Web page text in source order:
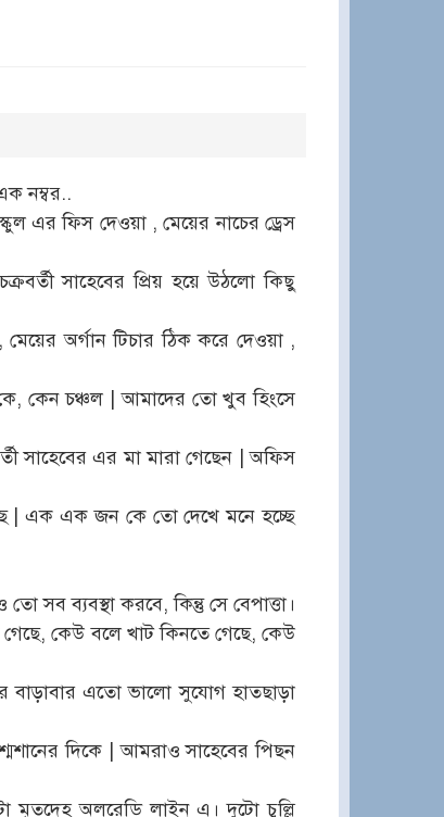
নম্বর..
এর ফিস দেওয়া , মেয়ের নাচের ড্রেস
সাহেবের প্রিয় হয়ে উঠলো কিছু
অর্গান টিচার ঠিক করে দেওয়া ,
কে, কেন চঞ্চল | আমাদের তো খুব হিংসে
এর মা মারা গেছেন | অফিস
| এক এক জন কে তো দেখে মনে হচ্ছে
সব ব্যবস্থা করবে, কিন্তু সে বেপাত্তা।
কেউ বলে খাট কিনতে গেছে, কেউ
বাড়াবার এতো ভালো সুযোগ হাতছাড়া
দিকে | আমরাও সাহেবের পিছন
মৃতদেহ অলরেডি লাইন এ। দুটো চুল্লি